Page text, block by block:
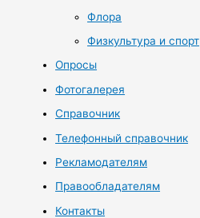
Флора
Физкультура и спорт
Опросы
Фотогалерея
Справочник
Телефонный справочник
Рекламодателям
Правообладателям
Контакты